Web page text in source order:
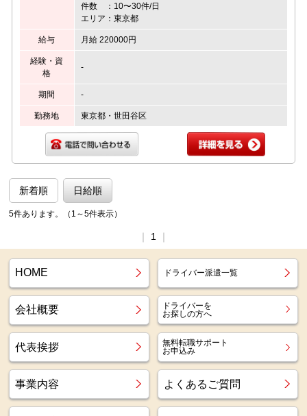
件数 ：10〜30件/日
エリア：東京都
給与 月給 220000円
経験・資
格
-
期間 -
勤務地 東京都・世田谷区
新着順 日給順
5件あります。（1～5件表示）
1
HOME ドライバー派遣一覧
会社概要
ドライバーを
お探しの方へ
代表挨拶
無料転職サポート
お申込み
事業内容 よくあるご質問